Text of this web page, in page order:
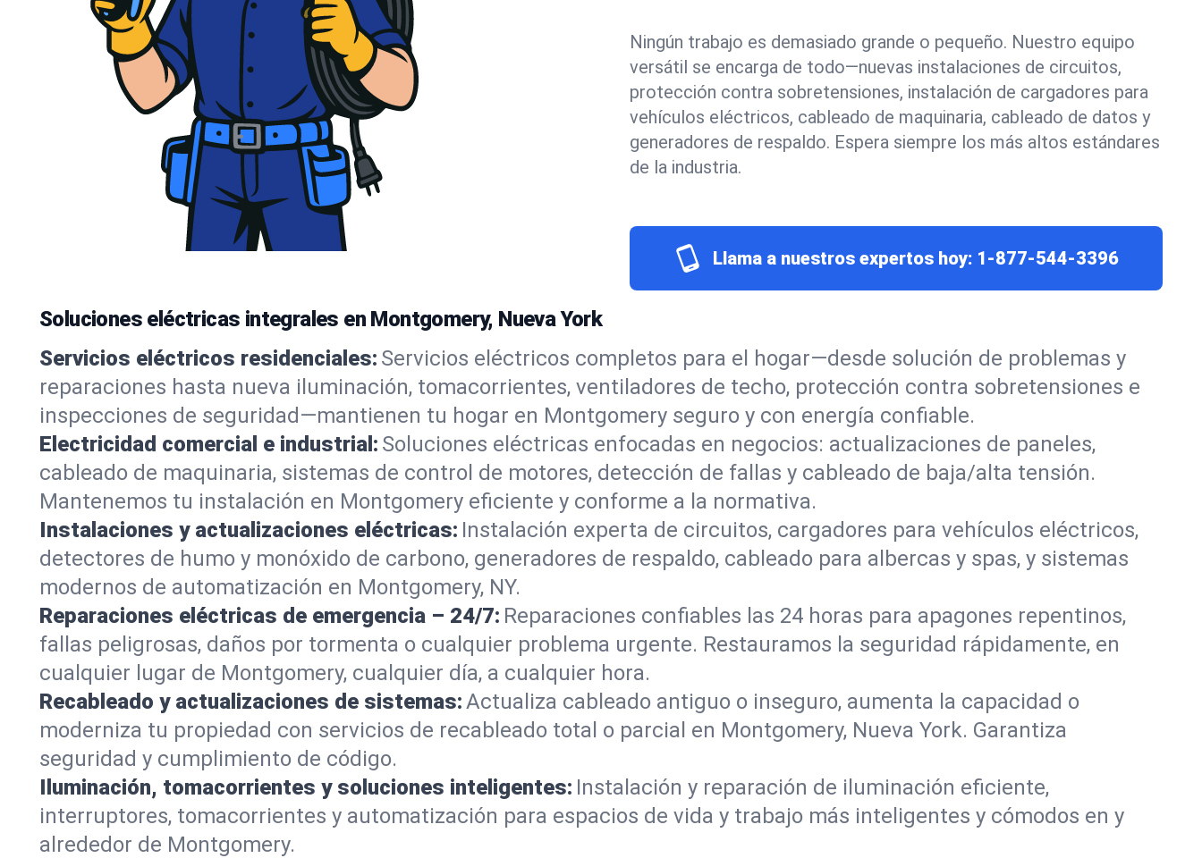
Ningún trabajo es demasiado grande o pequeño. Nuestro equipo
versátil se encarga de todo—nuevas instalaciones de circuitos,
protección contra sobretensiones, instalación de cargadores para
vehículos eléctricos, cableado de maquinaria, cableado de datos y
generadores de respaldo. Espera siempre los más altos estándares
de la industria.
Llama a nuestros expertos hoy: 1-877-544-3396
Soluciones eléctricas integrales en Montgomery, Nueva York
Servicios eléctricos residenciales: Servicios eléctricos completos para el hogar—desde solución de problemas y
reparaciones hasta nueva iluminación, tomacorrientes, ventiladores de techo, protección contra sobretensiones e
inspecciones de seguridad—mantienen tu hogar en Montgomery seguro y con energía confiable.
Electricidad comercial e industrial: Soluciones eléctricas enfocadas en negocios: actualizaciones de paneles,
cableado de maquinaria, sistemas de control de motores, detección de fallas y cableado de baja/alta tensión.
Mantenemos tu instalación en Montgomery eficiente y conforme a la normativa.
Instalaciones y actualizaciones eléctricas: Instalación experta de circuitos, cargadores para vehículos eléctricos,
detectores de humo y monóxido de carbono, generadores de respaldo, cableado para albercas y spas, y sistemas
modernos de automatización en Montgomery, NY.
Reparaciones eléctricas de emergencia – 24/7: Reparaciones confiables las 24 horas para apagones repentinos,
fallas peligrosas, daños por tormenta o cualquier problema urgente. Restauramos la seguridad rápidamente, en
cualquier lugar de Montgomery, cualquier día, a cualquier hora.
Recableado y actualizaciones de sistemas:Actualiza cableado antiguo o inseguro, aumenta la capacidad o
moderniza tu propiedad con servicios de recableado total o parcial en Montgomery, Nueva York. Garantiza
seguridad y cumplimiento de código.
Iluminación, tomacorrientes y soluciones inteligentes: Instalación y reparación de iluminación eficiente,
interruptores, tomacorrientes y automatización para espacios de vida y trabajo más inteligentes y cómodos en y
alrededor de Montgomery.